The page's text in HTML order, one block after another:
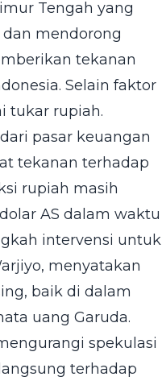
Tengah yang
mendorong
tekanan
Selain faktor
tukar rupiah.
pasar keuangan
tekanan terhadap
rupiah masih
AS dalam waktu
intervensi untuk
menyatakan
baik di dalam
uang Garuda.
spekulasi
terhadap